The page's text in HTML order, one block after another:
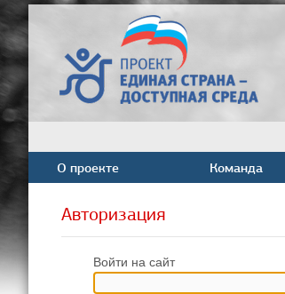
О проекте Команда
Авторизация
Войти на сайт